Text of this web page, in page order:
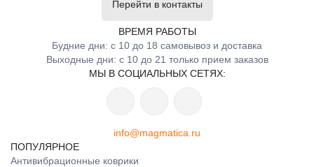
Перейти в контакты
ВРЕМЯ РАБОТЫ
Будние дни: с 10 до 18 самовывоз и доставка
Выходные дни: с 10 до 21 только прием заказов
МЫ В СОЦИАЛЬНЫХ СЕТЯХ:
info@magmatica.ru
ПОПУЛЯРНОЕ
Антивибрационные коврики